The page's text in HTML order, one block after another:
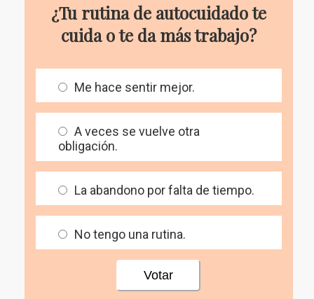
¿Tu rutina de autocuidado te
cuida o te da más trabajo?
Me hace sentir mejor.
A veces se vuelve otra
obligación.
La abandono por falta de tiempo.
No tengo una rutina.